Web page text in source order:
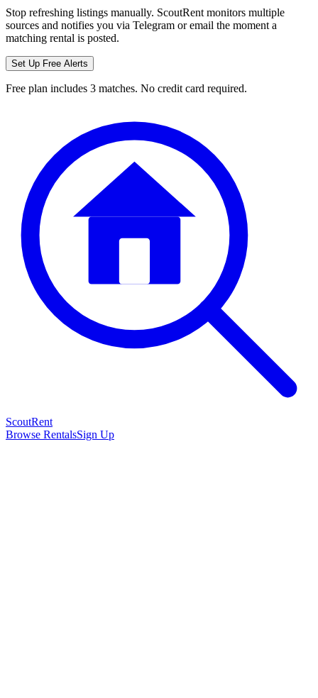
Stop refreshing listings manually. ScoutRent monitors multiple
sources and notifies you via Telegram or email the moment a
matching rental is posted.
Set Up Free Alerts
Free plan includes 3 matches. No credit card required.
ScoutRent
Browse RentalsSign Up